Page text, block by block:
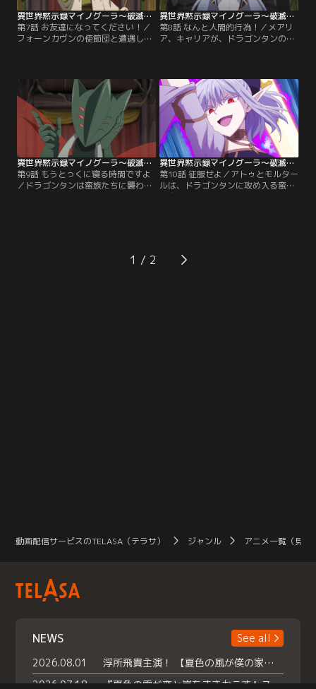
異世界黙示録マイノグーラ～破滅の文明で始める世界征服～ 第07話
第7話 お友達になってください！／
フォーンカヴンの使節団と遭遇した
るも、終始自由奔放に振る舞うペ
ペ。「はじめまして！ ぜひお友達に
なってください！」コミュニケーシ
ョンが苦手で、友人のいない拓斗は
無事に友達を作ることができるの
か……！？
異世界黙示録マイノグーラ～破滅の文明で始める世界征服～ 第08話
第8話 なんと人間的行為！／メアリ
ア、キャリアが、ドラゴンタンの視
-。「ようこそ、ドラゴンタンへ」都
市長アンテリーゼに案内され、ドラ
ゴンタンを見て回る双子たち。メア
リアが街の人々から感じ取ったの
は、「恐れ」という不安の感情だっ
た。
異世界黙示録マイノグーラ～破滅の文明で始める世界征服～ 第09話
第9話 もうとっくに寝る時間ですよ
／ドラゴンタンは蛮族たちに襲われ
を決めた。「--ついに生まれるので
すね、新たなる英雄が！」果たし
異世界黙示録マイノグーラ～破滅の文明で始める世界征服～ 第10話
第10話 征服せよ／アトゥとモルター
ルは、ドラゴンタンに攻め入る蛮族
代わりに現れる未知の金貨。拓斗は
金貨に描かれた紋章に見覚えがあり-
1
動画配信サービスのTELASA（テラサ） ジャンル アニメ一覧（見放
NEWS
See all
2026.08.01
浮所飛貴主演！ 【夏色の風が僕の家にやってきた】 本日よりテラサで独占配信スタート！
2026.07.18
『夏色の雲が恋と嵐をまきおこす』スペシャルメイキング 【Part1】2026年７月18日（土）23時30分～配信スタート！話題のシーンの裏側を大公開！豪華キャスト大集合！ 『武宮家 真夏の家族会議』開催！